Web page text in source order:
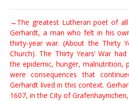
→The greatest Lutheran poet of
Gerhardt, a man who felt in his
thirty-year war. (About the Thirty
Church). The Thirty Years’ War
the epidemic, hunger, malnutrition,
were consequences that
Gerhardt lived in this context.
1607, in the City of